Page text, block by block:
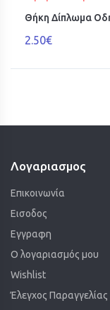
Θήκη Δίπλωμα
2.50€
Λογαριασμος
Επικοινωνία
Εισοδος
Εγγραφη
Ο λογαριασμός μου
Wishlist
Έλεγχος Παραγγελίας